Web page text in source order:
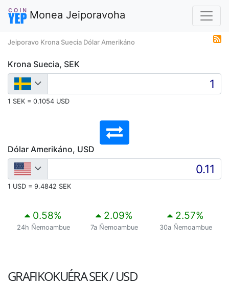
Monea Jeiporavoha
Jeiporavo Krona Suecia Dólar Amerikáno
Krona Suecia, SEK
1 SEK = 0.1054 USD
Dólar Amerikáno, USD
1 USD = 9.4842 SEK
0.58%
24h Ñemoambue
2.09%
7a Ñemoambue
2.57%
30a Ñemoambue
GRAFIKOKUÉRASEK / USD